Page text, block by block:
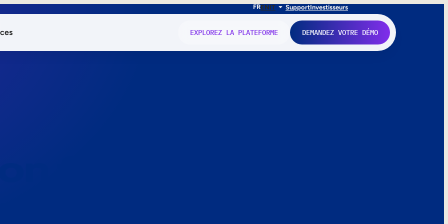
FRENIT SupportInvestisseurs
EXPLOREZ LA PLATEFORME DEMANDEZ VOTRE DÉMO